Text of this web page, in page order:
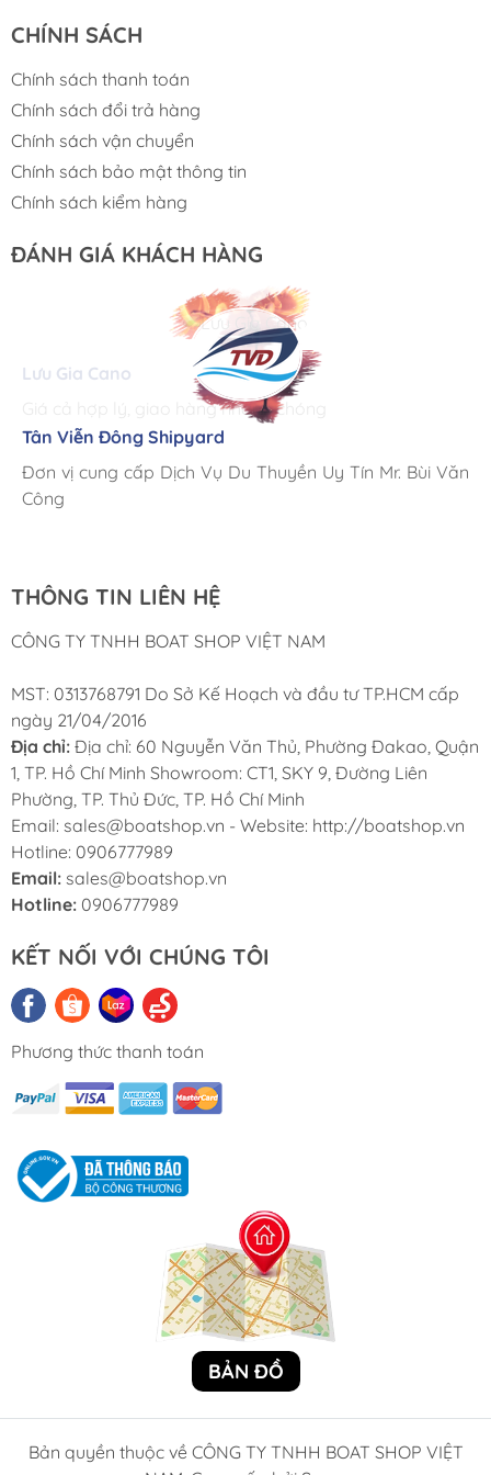
nghiệp, chẳng hạn như động cơ, cảm biến, v.v.
CHÍNH SÁCH
Chính sách thanh toán
Chính sách đổi trả hàng
Chính sách vận chuyển
Chính sách bảo mật thông tin
Chính sách kiểm hàng
ĐÁNH GIÁ KHÁCH HÀNG
Tân Viễn Đông Shipyard
Đơn vị cung cấp Dịch Vụ Du Thuyền Uy Tín Mr. Bùi Văn
Công
Cung ứng sản phẩm nhanh chóng chuyên nghiệp
Chúng tôi có thể mua những sản phẩm tốt ngay tại Việt
Lưu Gia Cano
Giá cả hợp lý, giao hàng nhanh chóng
THÔNG TIN LIÊN HỆ
CÔNG TY TNHH BOAT SHOP VIỆT NAM
MST: 0313768791 Do Sở Kế Hoạch và đầu tư TP.HCM cấp
ngày 21/04/2016
Địa chỉ: Địa chỉ: 60 Nguyễn Văn Thủ, Phường Đakao, Quận
1, TP. Hồ Chí Minh Showroom: CT1, SKY 9, Đường Liên
Phường, TP. Thủ Đức, TP. Hồ Chí Minh
Email: sales@boatshop.vn - Website: http://boatshop.vn
Hotline: 0906777989
Email: sales@boatshop.vn
Hotline: 0906777989
KẾT NỐI VỚI CHÚNG TÔI
Phương thức thanh toán
BẢN ĐỒ
Bản quyền thuộc về CÔNG TY TNHH BOAT SHOP VIỆT